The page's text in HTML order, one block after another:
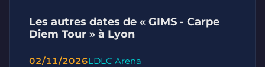
Les autres dates de « GIMS - Carpe
Diem Tour » à Lyon
02/11/2026LDLC Arena